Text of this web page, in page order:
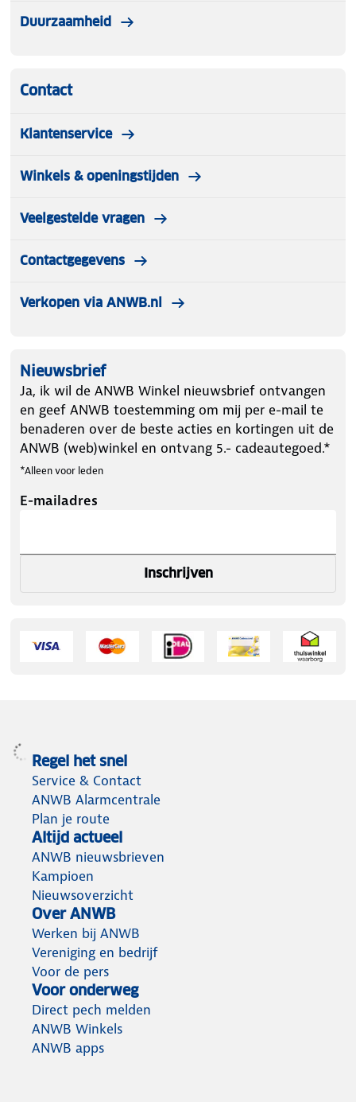
Duurzaamheid
Contact
Klantenservice
Winkels & openingstijden
Veelgestelde vragen
Contactgegevens
Verkopen via ANWB.nl
Nieuwsbrief
Ja, ik wil de ANWB Winkel nieuwsbrief ontvangen
en geef ANWB toestemming om mij per e-mail te
benaderen over de beste acties en kortingen uit de
ANWB (web)winkel en ontvang 5.- cadeautegoed.*
*Alleen voor leden
E-mailadres
Inschrijven
Regel het snel
Service & Contact
ANWB Alarmcentrale
Plan je route
Altijd actueel
ANWB nieuwsbrieven
Kampioen
Nieuwsoverzicht
Over ANWB
Werken bij ANWB
Vereniging en bedrijf
Voor de pers
Voor onderweg
Direct pech melden
ANWB Winkels
ANWB apps